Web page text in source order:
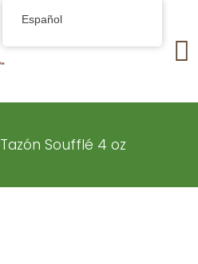
Tazón Soufflé 4 oz
Español